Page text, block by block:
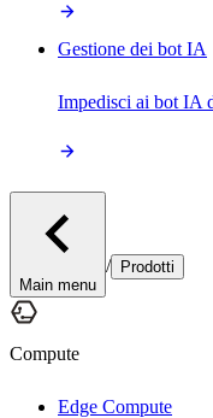
Gestione dei bot IA
Impedisci ai bot IA
Main menu
/ Prodotti
Compute
Edge Compute